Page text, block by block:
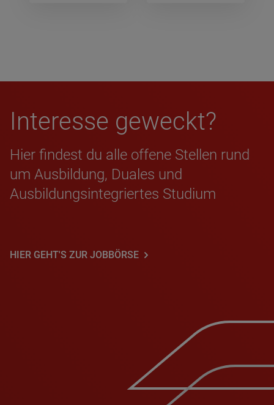
Inter­esse geweckt?
Hier findest du alle offene Stellen rund
um Ausbildung, Duales und
Ausbildungsintegriertes Studium
HIER GEHT'S ZUR JOBBÖRSE